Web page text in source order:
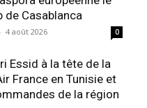
de Casablanca
- 4 août 2026 0
Essid à la tête de la
France en Tunisie et
de la région